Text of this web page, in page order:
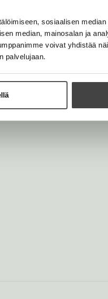
sosiaalisen
median, mainosalan ja
voivat yhdistää
palvelujaan.
b